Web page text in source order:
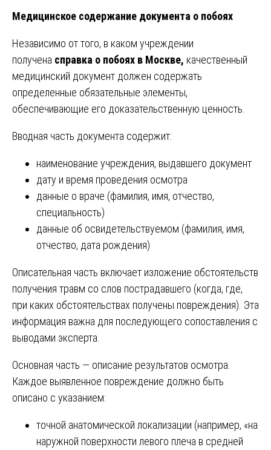
Медицинское содержание документа о побоях
Независимо от того, в каком учреждении
получена справка о побоях в Москве, качественный
медицинский документ должен содержать
определенные обязательные элементы,
обеспечивающие его доказательственную ценность.
Вводная часть документа содержит:
наименование учреждения, выдавшего документ
дату и время проведения осмотра
данные о враче (фамилия, имя, отчество,
специальность)
данные об освидетельствуемом (фамилия, имя,
отчество, дата рождения)
Описательная часть включает изложение обстоятельств
получения травм со слов пострадавшего (когда, где,
при каких обстоятельствах получены повреждения). Эта
информация важна для последующего сопоставления с
выводами эксперта.
Основная часть — описание результатов осмотра.
Каждое выявленное повреждение должно быть
описано с указанием:
точной анатомической локализации (например, «на
наружной поверхности левого плеча в средней